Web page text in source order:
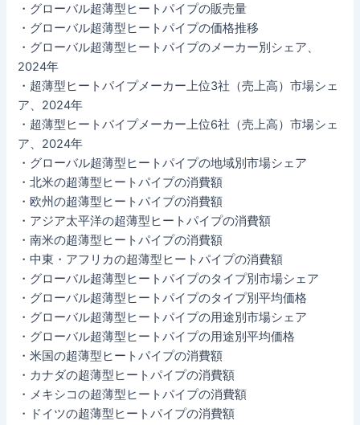
・グローバル超薄型ヒートパイプの販売量
・グローバル超薄型ヒートパイプの価格推移
・グローバル超薄型ヒートパイプのメーカー別シェア、
2024年
・超薄型ヒートパイプメーカー上位3社（売上高）市場シェ
ア、2024年
・超薄型ヒートパイプメーカー上位6社（売上高）市場シェ
ア、2024年
・グローバル超薄型ヒートパイプの地域別市場シェア
・北米の超薄型ヒートパイプの消費額
・欧州の超薄型ヒートパイプの消費額
・アジア太平洋の超薄型ヒートパイプの消費額
・南米の超薄型ヒートパイプの消費額
・中東・アフリカの超薄型ヒートパイプの消費額
・グローバル超薄型ヒートパイプのタイプ別市場シェア
・グローバル超薄型ヒートパイプのタイプ別平均価格
・グローバル超薄型ヒートパイプの用途別市場シェア
・グローバル超薄型ヒートパイプの用途別平均価格
・米国の超薄型ヒートパイプの消費額
・カナダの超薄型ヒートパイプの消費額
・メキシコの超薄型ヒートパイプの消費額
・ドイツの超薄型ヒートパイプの消費額